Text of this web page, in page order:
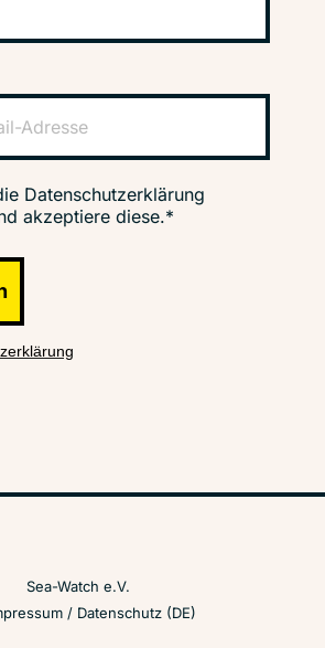
Datenschutzerklärung
akzeptiere diese.*
Sea-Watch e.V.
/ Datenschutz (DE)